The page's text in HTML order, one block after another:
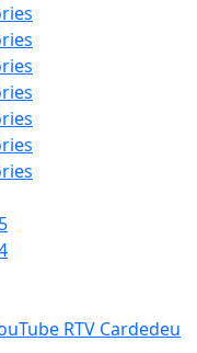
RTV Cardedeu